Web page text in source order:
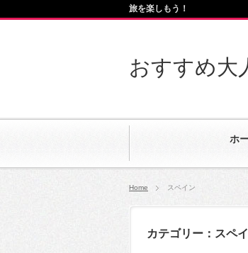
おすすめ大
ホ
旅を楽しもう！
Home スペイン
カテゴリー：スペ